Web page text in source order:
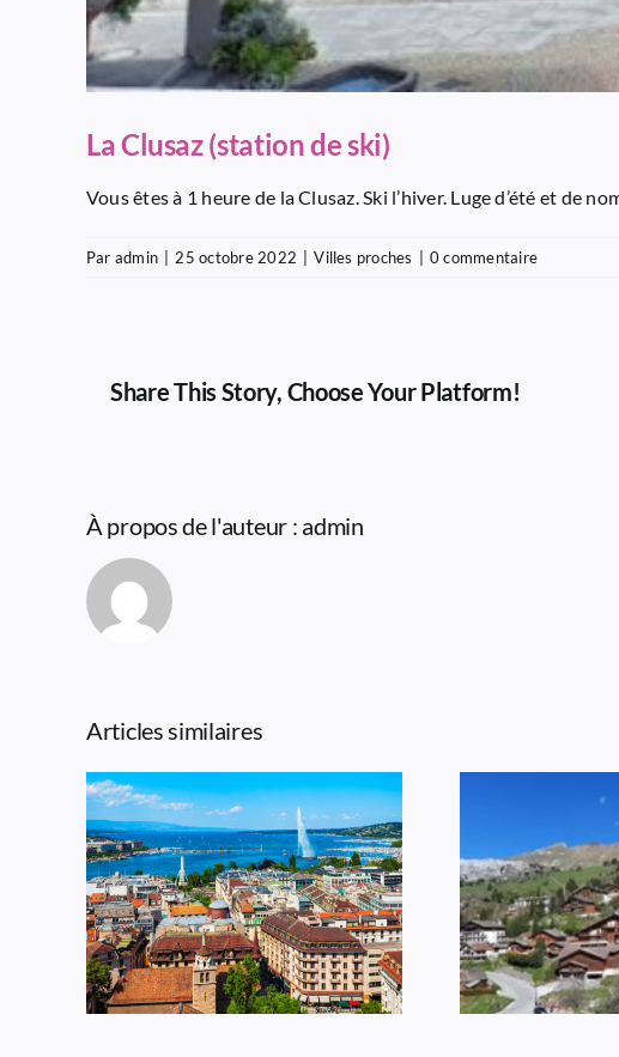
La Clusaz (station de ski)
Vous êtes à 1 heure de la Clusaz. Ski l’hiver. Luge d’été et de
Par admin 25 octobre 2022 Villes proches 0 commentaire
Share This Story, Choose Your Platform!
À propos de l'auteur : admin
Articles similaires